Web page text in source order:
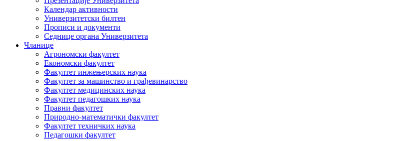
Календар активности
Универзитетски билтен
Прописи и документи
Седнице органа Универзитета
Чланице
Агрономски факултет
Економски факултет
Факултет инжењерских наука
Факултет за машинство и грађевинарство
Факултет медицинских наука
Факултет педагошких наука
Правни факултет
Природно-математички факултет
Факултет техничких наука
Педагошки факултет